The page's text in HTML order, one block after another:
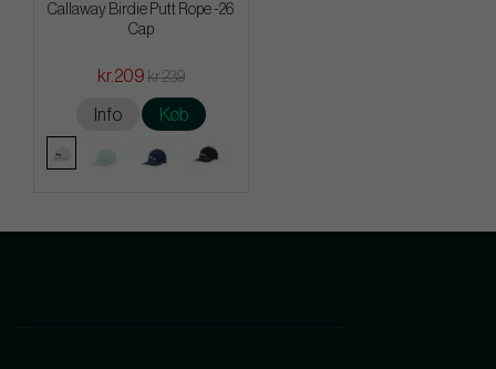
Callaway Birdie Putt Rope -26
Cap
kr.209 kr.239
Info Køb